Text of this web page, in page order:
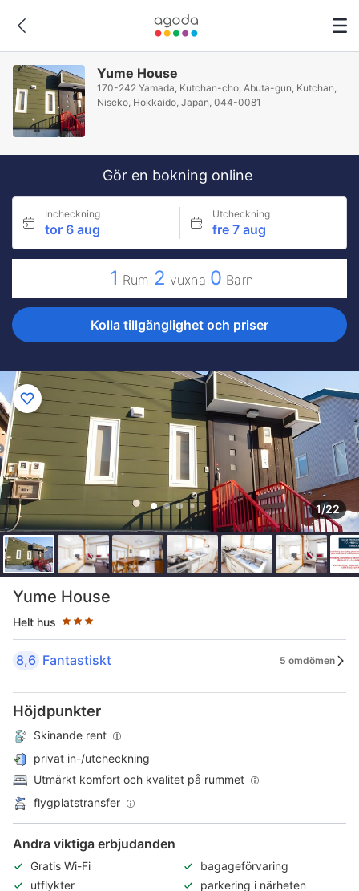
Yume House
170-242 Yamada, Kutchan-cho, Abuta-gun, Kutchan,
Niseko, Hokkaido, Japan, 044-0081
Gör en bokning online
Incheckning
tor 6 aug
Utcheckning
fre 7 aug
1 Rum 2 vuxna 0 Barn
Kolla tillgänglighet och priser
1/22
Yume House
Helt hus
Stjärnklassificering: 3 stjärnor
8,6 Fantastiskt 5 omdömen
Höjdpunkter
Skinande rent
privat in-/utcheckning
Utmärkt komfort och kvalitet på rummet
flygplatstransfer
Andra viktiga erbjudanden
Gratis Wi-Fi
bagageförvaring
utflykter
parkering i närheten